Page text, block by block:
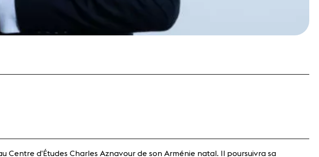
Centre d’Études Charles Aznavour de son Arménie natal. Il poursuivra sa